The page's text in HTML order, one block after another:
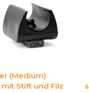
(Medium)
Stift und Filz